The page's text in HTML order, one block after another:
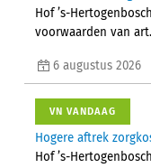
Hof ’s-
voorwaarden van
6 augustus 2026
VN VANDAAG
Hogere aftrek
Hof ’s-